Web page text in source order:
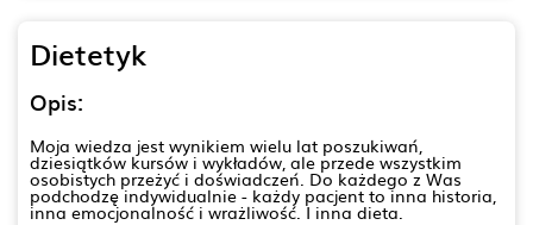
Dietetyk
Opis:
Moja wiedza jest wynikiem wielu lat poszukiwań,
dziesiątków kursów i wykładów, ale przede wszystkim
osobistych przeżyć i doświadczeń. Do każdego z Was
podchodzę indywidualnie - każdy pacjent to inna historia,
inna emocjonalność i wrażliwość. I inna dieta.